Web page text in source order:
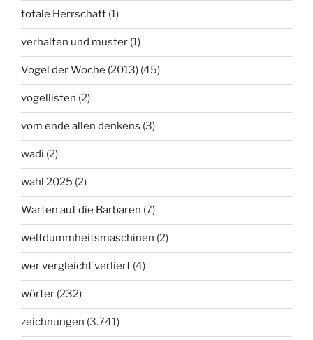
totale Herrschaft (1)
verhalten und muster (1)
Vogel der Woche (2013) (45)
vogellisten (2)
vom ende allen denkens (3)
wadi (2)
wahl 2025 (2)
Warten auf die Barbaren (7)
weltdummheitsmaschinen (2)
wer vergleicht verliert (4)
wörter (232)
zeichnungen (3.741)